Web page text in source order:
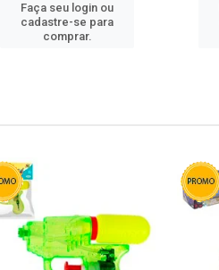
Faça seu login ou
cadastre-se para
comprar.